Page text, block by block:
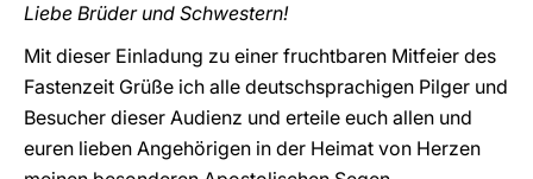
Liebe Brüder und Schwestern!
Mit dieser Einladung zu einer fruchtbaren Mitfeier des
Fastenzeit Grüße ich alle deutschsprachigen Pilger und
Besucher dieser Audienz und erteile euch allen und
euren lieben Angehörigen in der Heimat von Herzen